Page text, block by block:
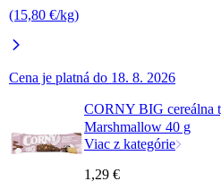
(15,80 €/kg)
Cena je platná do 18. 8. 2026
CORNY BIG cereálna
Marshmallow 40 g
Viac z kategórie
1,29 €